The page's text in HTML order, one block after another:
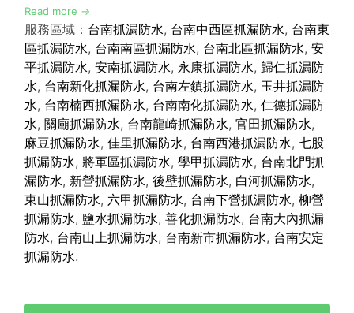
Read more →
服務區域： 台南抓漏防水, 台南中西區抓漏防水, 台南東
區抓漏防水, 台南南區抓漏防水, 台南北區抓漏防水, 安
平抓漏防水, 安南抓漏防水, 永康抓漏防水, 歸仁抓漏防
水, 台南新化抓漏防水, 台南左鎮抓漏防水, 玉井抓漏防
水, 台南楠西抓漏防水, 台南南化抓漏防水, 仁德抓漏防
水, 關廟抓漏防水, 台南龍崎抓漏防水, 官田抓漏防水,
麻豆抓漏防水, 佳里抓漏防水, 台南西港抓漏防水, 七股
抓漏防水, 將軍區抓漏防水, 學甲抓漏防水, 台南北門抓
漏防水, 新營抓漏防水, 後壁抓漏防水, 白河抓漏防水,
東山抓漏防水, 六甲抓漏防水, 台南下營抓漏防水, 柳營
抓漏防水, 鹽水抓漏防水, 善化抓漏防水, 台南大內抓漏
防水, 台南山上抓漏防水, 台南新市抓漏防水, 台南安定
抓漏防水.